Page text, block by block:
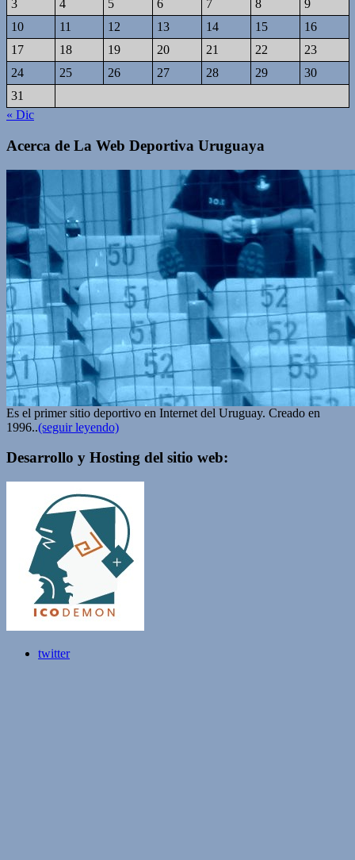
3 4 5 6 7 8
9
10
11 12 13 14 15
16
17
18 19 20 21 22
23
24
25 26 27 28 29
30
31
« Dic
Acerca de La Web Deportiva Uruguaya
Es el primer sitio deportivo en Internet del Uruguay. Creado en
1996..(seguir leyendo)
Desarrollo y Hosting del sitio web:
twitter